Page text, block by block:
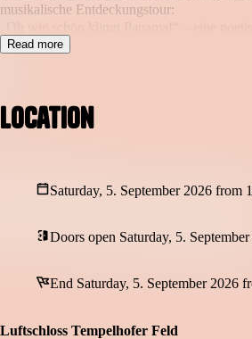
musikalische Entdeckungstour:
Ein Konzert voller Musik, Poesie,
🎙️ Mit: Nina Severin (Erzählerin) & Wild
🎶 Für: Kinder von 1–7 Jahren und die
Wir bitten zu beachten, dass sich dieses
Weitere Konzertangebote unter
Read more
Location
Saturday, 5. September 2026 from
Doors open Saturday, 5.
End Saturday, 5. September 2026
Luftschloss Tempelhofer Feld